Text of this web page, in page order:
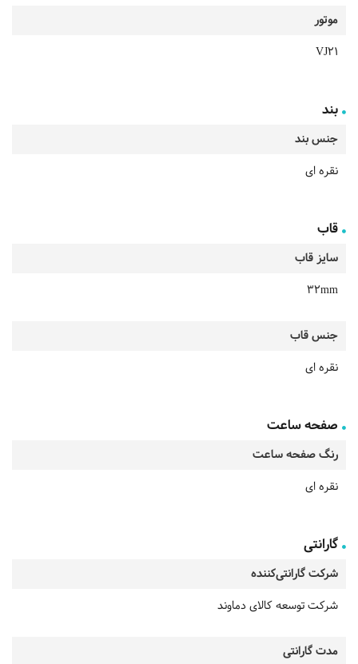
موتور
VJ21
بند
جنس بند
نقره ای
قاب
سایز قاب
32mm
جنس قاب
نقره ای
صفحه ساعت
رنگ صفحه ساعت
نقره ای
گارانتی
شرکت گارانتی‌کننده
شرکت توسعه کالای دماوند
مدت گارانتی